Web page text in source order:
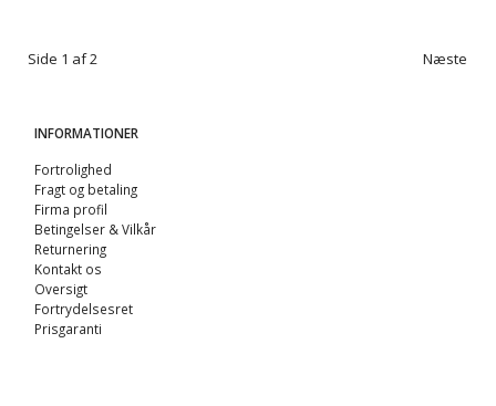
Side 1 af 2 Næste
INFORMATIONER
Fortrolighed
Fragt og betaling
Firma profil
Betingelser & Vilkår
Returnering
Kontakt os
Oversigt
Fortrydelsesret
Prisgaranti